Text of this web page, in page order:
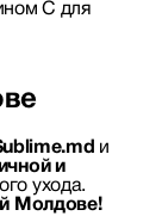
C для
и
и
ухода.
Молдове!